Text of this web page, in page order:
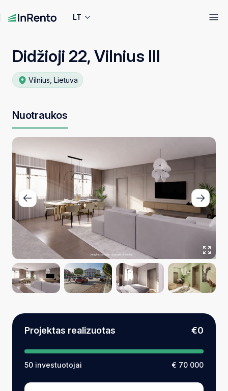
LT
Didžioji 22, Vilnius III
Vilnius, Lietuva
Nuotraukos
Projektas realizuotas €0
50 investuotojai € 70 000